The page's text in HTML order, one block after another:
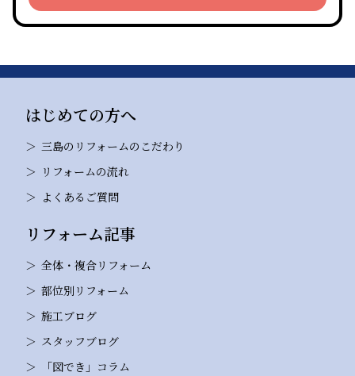
はじめての方へ
三島のリフォームのこだわり
リフォームの流れ
よくあるご質問
リフォーム記事
全体・複合リフォーム
部位別リフォーム
施工ブログ
スタッフブログ
「図でき」コラム